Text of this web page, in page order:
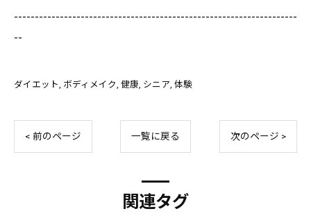
--------------------------------------------------------------------
--
ダイエット ボディメイク 健康 シニア 体験
< 前のページ 一覧に戻る 次のページ >
関連タグ